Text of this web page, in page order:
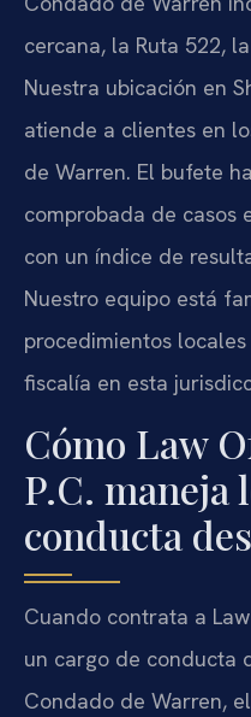
cercana, la Ruta 522,
Nuestra ubicación en
atiende a clientes en
de Warren. El bufete
comprobada de casos
con un índice de
Nuestro equipo está
procedimientos
fiscalía en esta
Cómo Law
P.C. maneja
conducta
Cuando contrata a
un cargo de conducta
Condado de Warren,